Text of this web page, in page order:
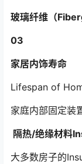
玻璃纤维（
03
家居内饰寿命
Lifespan of
家庭内部固定装
隔热/绝缘材料
大多数房子的